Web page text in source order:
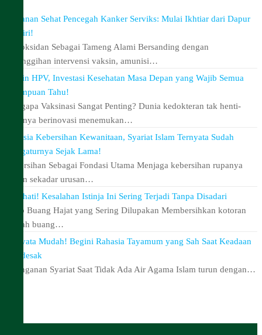
Makanan Sehat Pencegah Kanker Serviks: Mulai Ikhtiar dari Dapur
Sendiri!
Antioksidan Sebagai Tameng Alami Bersanding dengan
kecanggihan intervensi vaksin, amunisi…
Vaksin HPV, Investasi Kesehatan Masa Depan yang Wajib Semua
Perempuan Tahu!
Mengapa Vaksinasi Sangat Penting? Dunia kedokteran tak henti-
hentinya berinovasi menemukan…
Rahasia Kebersihan Kewanitaan, Syariat Islam Ternyata Sudah
Mengaturnya Sejak Lama!
Kebersihan Sebagai Fondasi Utama Menjaga kebersihan rupanya
bukan sekadar urusan…
Hati-hati! Kesalahan Istinja Ini Sering Terjadi Tanpa Disadari
Adab Buang Hajat yang Sering Dilupakan Membersihkan kotoran
setelah buang…
Ternyata Mudah! Begini Rahasia Tayamum yang Sah Saat Keadaan
Mendesak
Keringanan Syariat Saat Tidak Ada Air Agama Islam turun dengan…